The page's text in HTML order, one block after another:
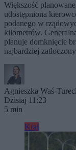
Większość
udostępniona
podanego w
kilometrów.
planuje domknięcie
najbardziej
Agnieszka Waś-
Dzisiaj 11:23
5 min
Kraj